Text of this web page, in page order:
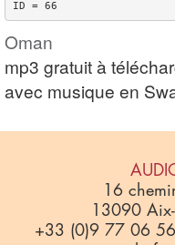
Oman
mp3 gratuit à
avec musique en
16
13090
+33 (0)9 77 06